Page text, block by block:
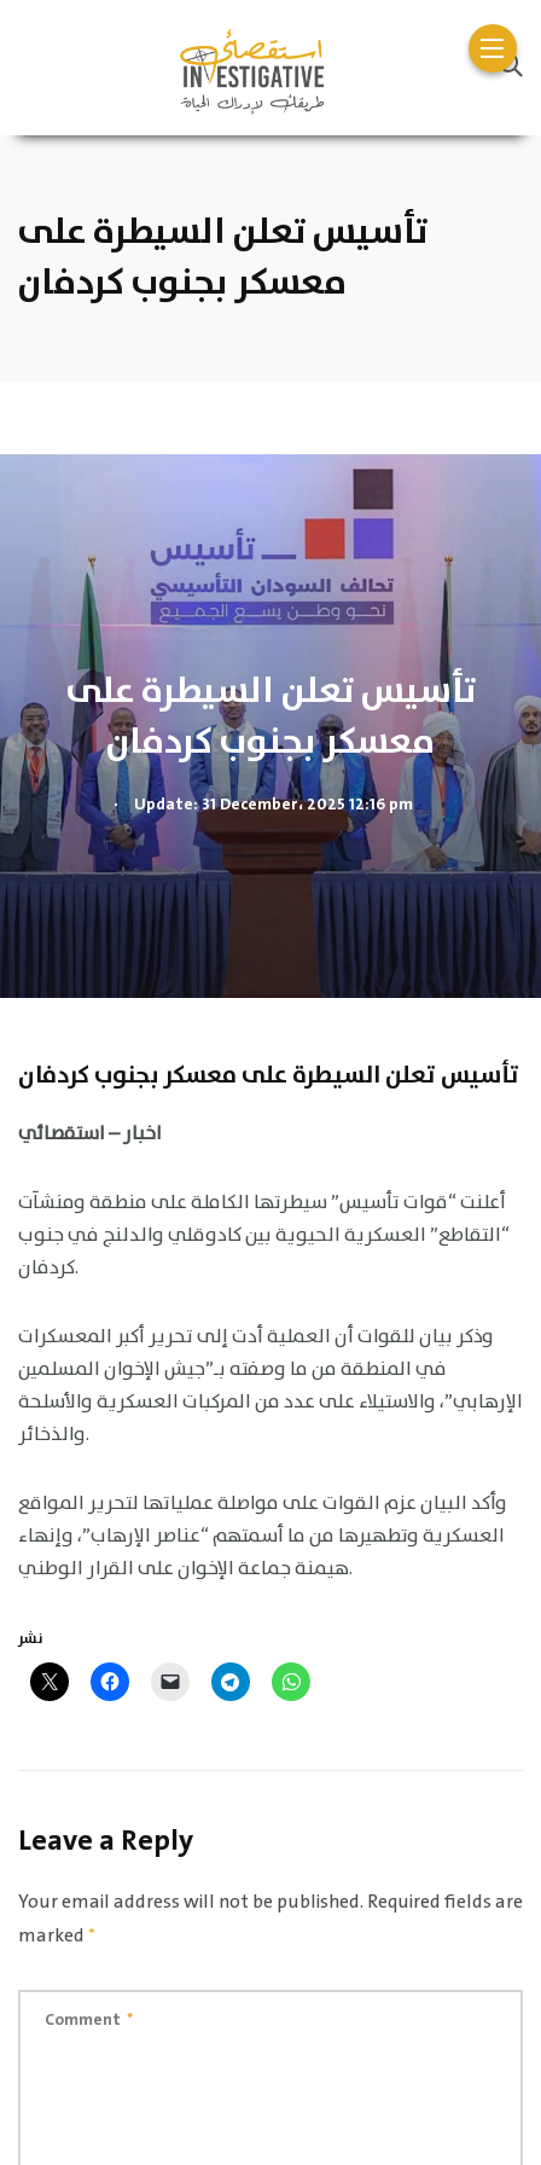
تأسيس تعلن السيطرة على
معسكر بجنوب كردفان
تأسيس تعلن السيطرة على
معسكر بجنوب كردفان
. Update: 31 December، 2025 12:16 pm
تأسيس تعلن السيطرة على معسكر بجنوب كردفان
أعلنت “قوات تأسيس” سيطرتها الكاملة على منطقة ومنشآت
“التقاطع” العسكرية الحيوية بين كادوقلي والدلنج في جنوب
كردفان.
وذكر بيان للقوات أن العملية أدت إلى تحرير أكبر المعسكرات
في المنطقة من ما وصفته بـ”جيش الإخوان المسلمين
الإرهابي”، والاستيلاء على عدد من المركبات العسكرية والأسلحة
والذخائر.
وأكد البيان عزم القوات على مواصلة عملياتها لتحرير المواقع
العسكرية وتطهيرها من ما أسمتهم “عناصر الإرهاب”، وإنهاء
هيمنة جماعة الإخوان على القرار الوطني.
نشر
Leave a Reply
Your email address will not be published. Required fields are
marked*
Comment *